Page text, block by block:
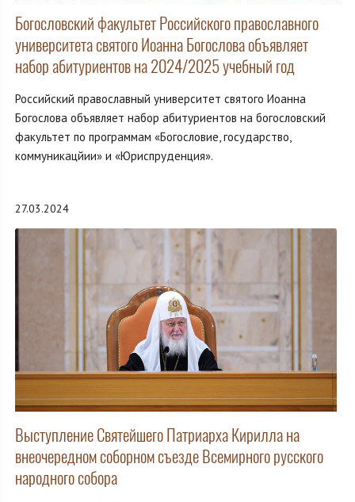
Богословский факультет Российского православного
университета святого Иоанна Богослова объявляет
набор абитуриентов на 2024/2025 учебный год
Российский православный университет святого Иоанна
Богослова объявляет набор абитуриентов на богословский
факультет по программам «Богословие, государство,
коммуникацйии» и «Юриспруденция».
27.03.2024
Выступление Святейшего Патриарха Кирилла на
внеочередном соборном съезде Всемирного русского
народного собора